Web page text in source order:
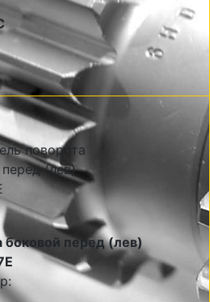
боковой перед (лев)